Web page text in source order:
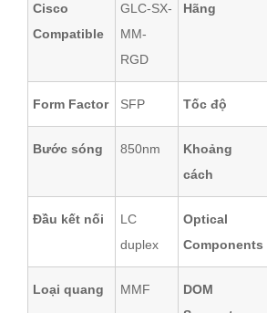
Cisco
Compatible
GLC-SX-
MM-
RGD
Hãng
Form Factor SFP Tốc độ
Bước sóng 850nm
Khoảng
cách
Đầu kết nối
LC
duplex
Optical
Components
Loại quang MMF
DOM